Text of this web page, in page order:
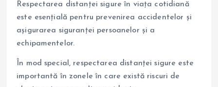
Respectarea distanței sigure în viața cotidiană
este esențială pentru prevenirea accidentelor și
așigurarea siguranței persoanelor și a
echipamentelor.
În mod special, respectarea distanței sigure este
importantă în zonele în care există riscuri de